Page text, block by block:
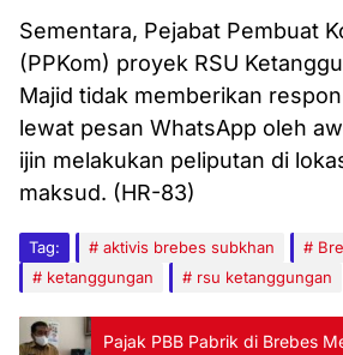
Sementara, Pejabat Pembuat
(PPKom) proyek RSU
Majid tidak memberikan
lewat pesan WhatsApp oleh
ijin melakukan peliputan di
maksud. (HR-83)
Tag: aktivis brebes subkhan
ketanggungan
rsu ketanggungan
Pajak PBB Pabrik di Brebes